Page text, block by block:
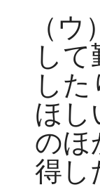
（
し
し
ほし
のほ
得し